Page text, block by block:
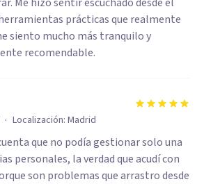
prácticas que realmente
siento mucho más tranquilo y
recomendable.
· Localización: Madrid
que no podía gestionar solo una
personales, la verdad que acudí con
son problemas que arrastro desde